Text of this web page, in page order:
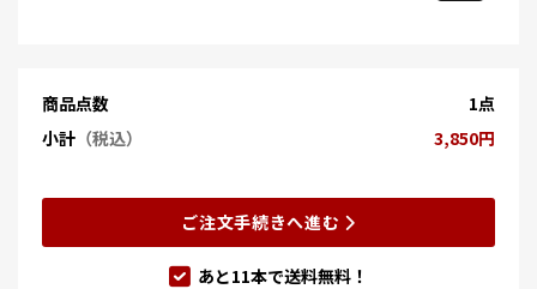
商品点数
1点
小計 （税込） 3,850円
ご注文手続きへ進む
あと11本で送料無料！